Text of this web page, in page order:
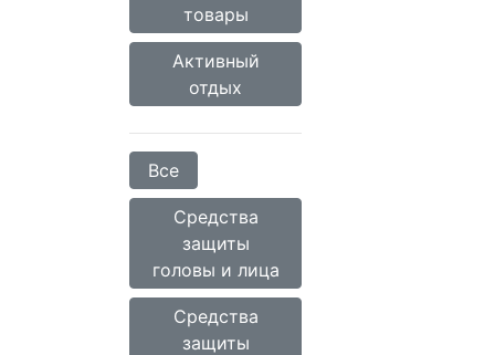
товары
Активный
отдых
Все
Средства
защиты
головы и лица
Средства
защиты